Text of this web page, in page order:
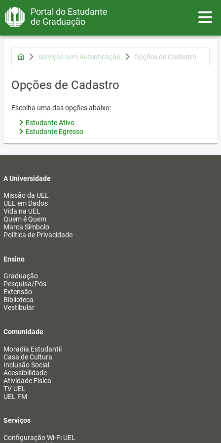
Portal do Estudante
de Graduação
Serviços sem Autenticação Opções de Cadastro
Opções de Cadastro
Escolha uma das opções abaixo:
Estudante Ativo
Estudante Egresso
A Universidade
Missão da UEL
UEL em Dados
Vida na UEL
Quem é Quem
Marca Símbolo
Política de Privacidade
Ensino
Graduação
Pesquisa/Pós
Extensão
Biblioteca
Vestibular
Comunidade
Moradia Estudantil
Casa de Cultura
Inclusão Social
Acessibilidade
Atividade Física
TV UEL
UEL FM
Serviços
Configuração Wi-Fi UEL